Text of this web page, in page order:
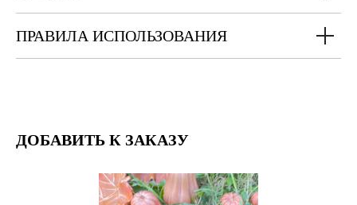
ПРАВИЛА ИСПОЛЬЗОВАНИЯ
ДОБАВИТЬ К ЗАКАЗУ